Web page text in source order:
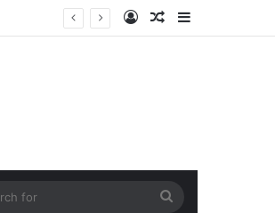
Log InRandom Article
Sidebar